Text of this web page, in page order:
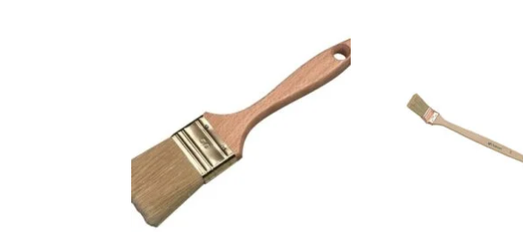
Ajouter
à la liste
souhaits